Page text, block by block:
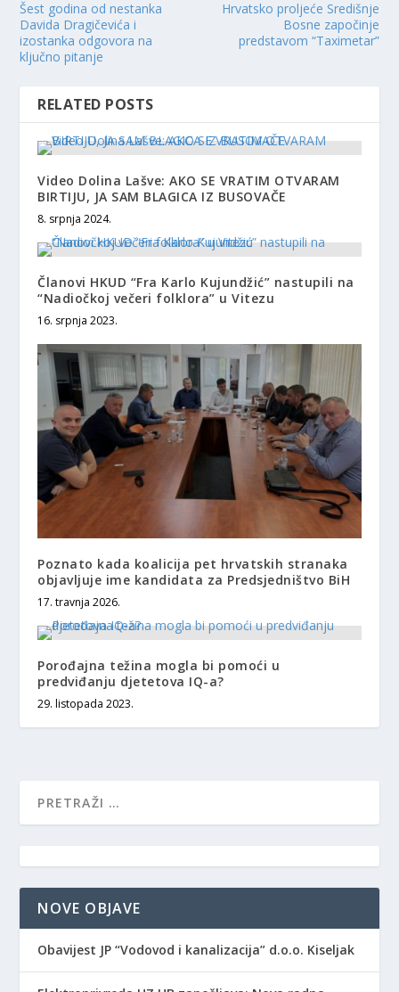
Šest godina od nestanka
Davida Dragičevića i
izostanka odgovora na
ključno pitanje
Hrvatsko proljeće Središnje
Bosne započinje
predstavom “Taximetar”
RELATED POSTS
Video Dolina Lašve: AKO SE VRATIM OTVARAM
BIRTIJU, JA SAM BLAGICA IZ BUSOVAČE
8. srpnja 2024.
Članovi HKUD “Fra Karlo Kujundžić” nastupili na
“Nadiočkoj večeri folklora” u Vitezu
16. srpnja 2023.
Poznato kada koalicija pet hrvatskih stranaka
objavljuje ime kandidata za Predsjedništvo BiH
17. travnja 2026.
Porođajna težina mogla bi pomoći u
predviđanju djetetova IQ-a?
29. listopada 2023.
NOVE OBJAVE
Obavijest JP “Vodovod i kanalizacija” d.o.o. Kiseljak